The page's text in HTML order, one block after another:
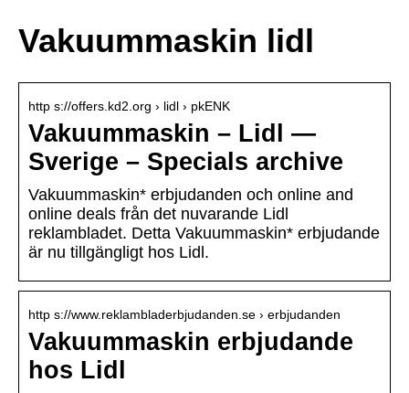
Vakuummaskin lidl
http s://offers.kd2.org › lidl › pkENK
Vakuummaskin – Lidl —
Sverige – Specials archive
Vakuummaskin* erbjudanden och online and
online deals från det nuvarande Lidl
reklambladet. Detta Vakuummaskin* erbjudande
är nu tillgängligt hos Lidl.
http s://www.reklambladerbjudanden.se › erbjudanden
Vakuummaskin erbjudande
hos Lidl